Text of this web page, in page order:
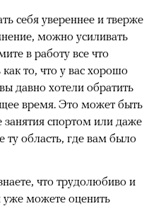
себя увереннее и тверже
можно усиливать
в работу все что
то, что у вас хорошо
давно хотели обратить
время. Это может быть
занятия спортом или даже
ту область, где вам было
что трудолюбиво и
уже можете оценить